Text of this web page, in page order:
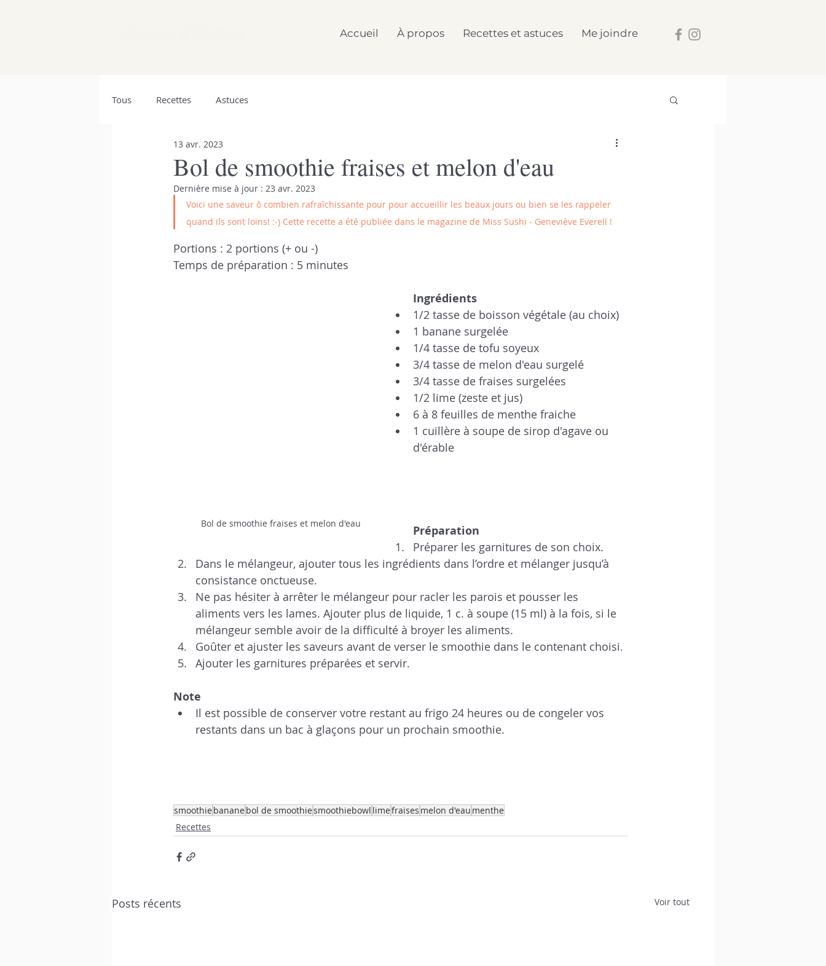
Accueil À propos Recettes et astuces Me joindre
Tous Recettes Astuces
Bol de smoothie fraises et melon d'eau
13 avr. 2023
Dernière mise à jour : 23 avr. 2023
Voici une saveur ô combien rafraîchissante pour pour accueillir les beaux jours ou bien se les rappeler
quand ils sont loins! :-) Cette recette a été publiée dans le magazine de Miss Sushi - Geneviève Everell !
Portions : 2 portions (+ ou -)
Temps de préparation : 5 minutes
Bol de smoothie fraises et melon d'eau
Ingrédients
1/2 tasse de boisson végétale (au choix)
1 banane surgelée
1/4 tasse de tofu soyeux
3/4 tasse de melon d'eau surgelé
3/4 tasse de fraises surgelées
1/2 lime (zeste et jus)
6 à 8 feuilles de menthe fraiche
1 cuillère à soupe de sirop d'agave ou
d'érable
Préparation
Préparer les garnitures de son choix.
Dans le mélangeur, ajouter tous les ingrédients dans l’ordre et mélanger jusqu’à
consistance onctueuse.
Ne pas hésiter à arrêter le mélangeur pour racler les parois et pousser les
aliments vers les lames. Ajouter plus de liquide, 1 c. à soupe (15 ml) à la fois, si le
mélangeur semble avoir de la difficulté à broyer les aliments.
Goûter et ajuster les saveurs avant de verser le smoothie dans le contenant choisi.
Ajouter les garnitures préparées et servir.
Note
Il est possible de conserver votre restant au frigo 24 heures ou de congeler vos
restants dans un bac à glaçons pour un prochain smoothie.
smoothiebananebol de smoothiesmoothiebowl limefraises melon d'eau menthe
Recettes
Posts récents Voir tout